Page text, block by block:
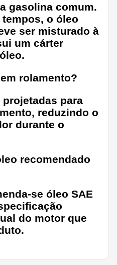
gasolina comum.
o óleo
ser misturado à
um cárter
rolamento?
para
reduzindo o
durante o
recomendado
se óleo SAE
do motor que